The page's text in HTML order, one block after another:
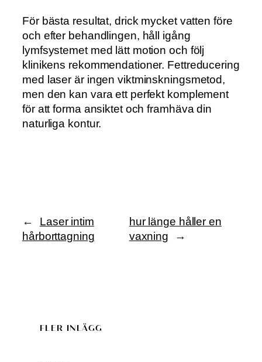
För bästa resultat, drick mycket vatten före
och efter behandlingen, håll igång
lymfsystemet med lätt motion och följ
klinikens rekommendationer. Fettreducering
med laser är ingen viktminskningsmetod,
men den kan vara ett perfekt komplement
för att forma ansiktet och framhäva din
naturliga kontur.
←
Laser intim
hårborttagning
hur länge håller en
vaxning
→
FLER INLÄGG